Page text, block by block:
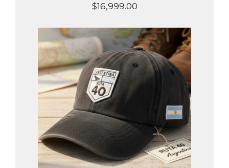
$16,999.00